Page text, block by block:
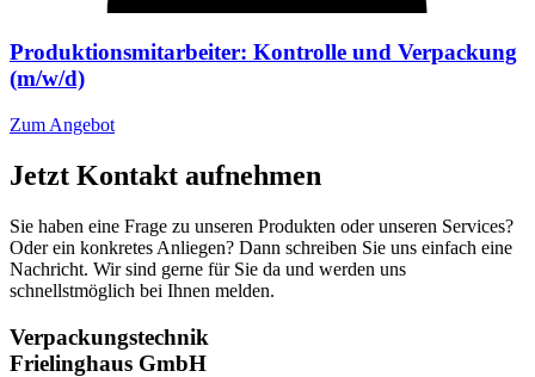
Produktionsmitarbeiter: Kontrolle und Verpackung
(m/w/d)
Zum Angebot
Jetzt Kontakt aufnehmen
Sie haben eine Frage zu unseren Produkten oder unseren Services?
Oder ein konkretes Anliegen? Dann schreiben Sie uns einfach eine
Nachricht. Wir sind gerne für Sie da und werden uns
schnellstmöglich bei Ihnen melden.
Verpackungstechnik
Frielinghaus GmbH